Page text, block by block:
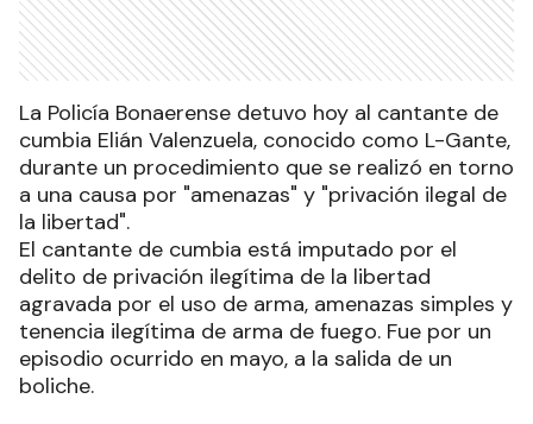
La Policía Bonaerense detuvo hoy al cantante de
cumbia Elián Valenzuela, conocido como L-Gante,
durante un procedimiento que se realizó en torno
a una causa por "amenazas" y "privación ilegal de
la libertad".
El cantante de cumbia está imputado por el
delito de privación ilegítima de la libertad
agravada por el uso de arma, amenazas simples y
tenencia ilegítima de arma de fuego. Fue por un
episodio ocurrido en mayo, a la salida de un
boliche.